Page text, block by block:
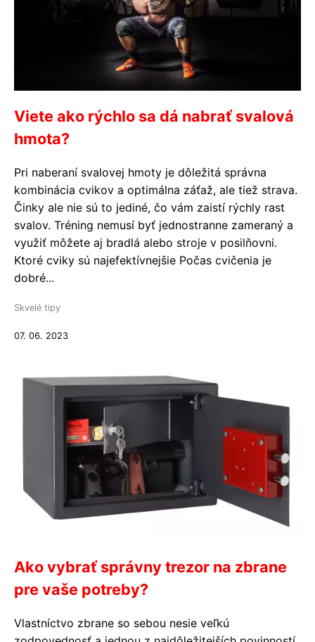
Viete ako rýchlo sa dá nabrať svalová
hmota?
Pri naberaní svalovej hmoty je dôležitá správna
kombinácia cvikov a optimálna záťaž, ale tiež strava.
Činky ale nie sú to jediné, čo vám zaistí rýchly rast
svalov. Tréning nemusí byť jednostranne zameraný a
využiť môžete aj bradlá alebo stroje v posilňovni.
Ktoré cviky sú najefektívnejšie Počas cvičenia je
dobré...
Skvelé tipy
07. 06. 2023
Ako vybrať správny trezor na zbrane
pre vaše potreby?
Vlastníctvo zbrane so sebou nesie veľkú